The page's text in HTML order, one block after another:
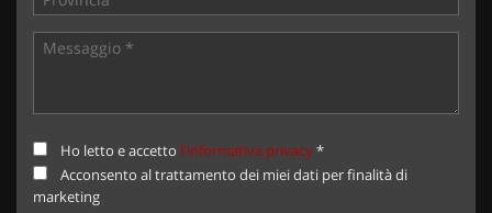
Ho letto e accetto l'informativa privacy*
Acconsento al trattamento dei miei dati per finalità di
marketing